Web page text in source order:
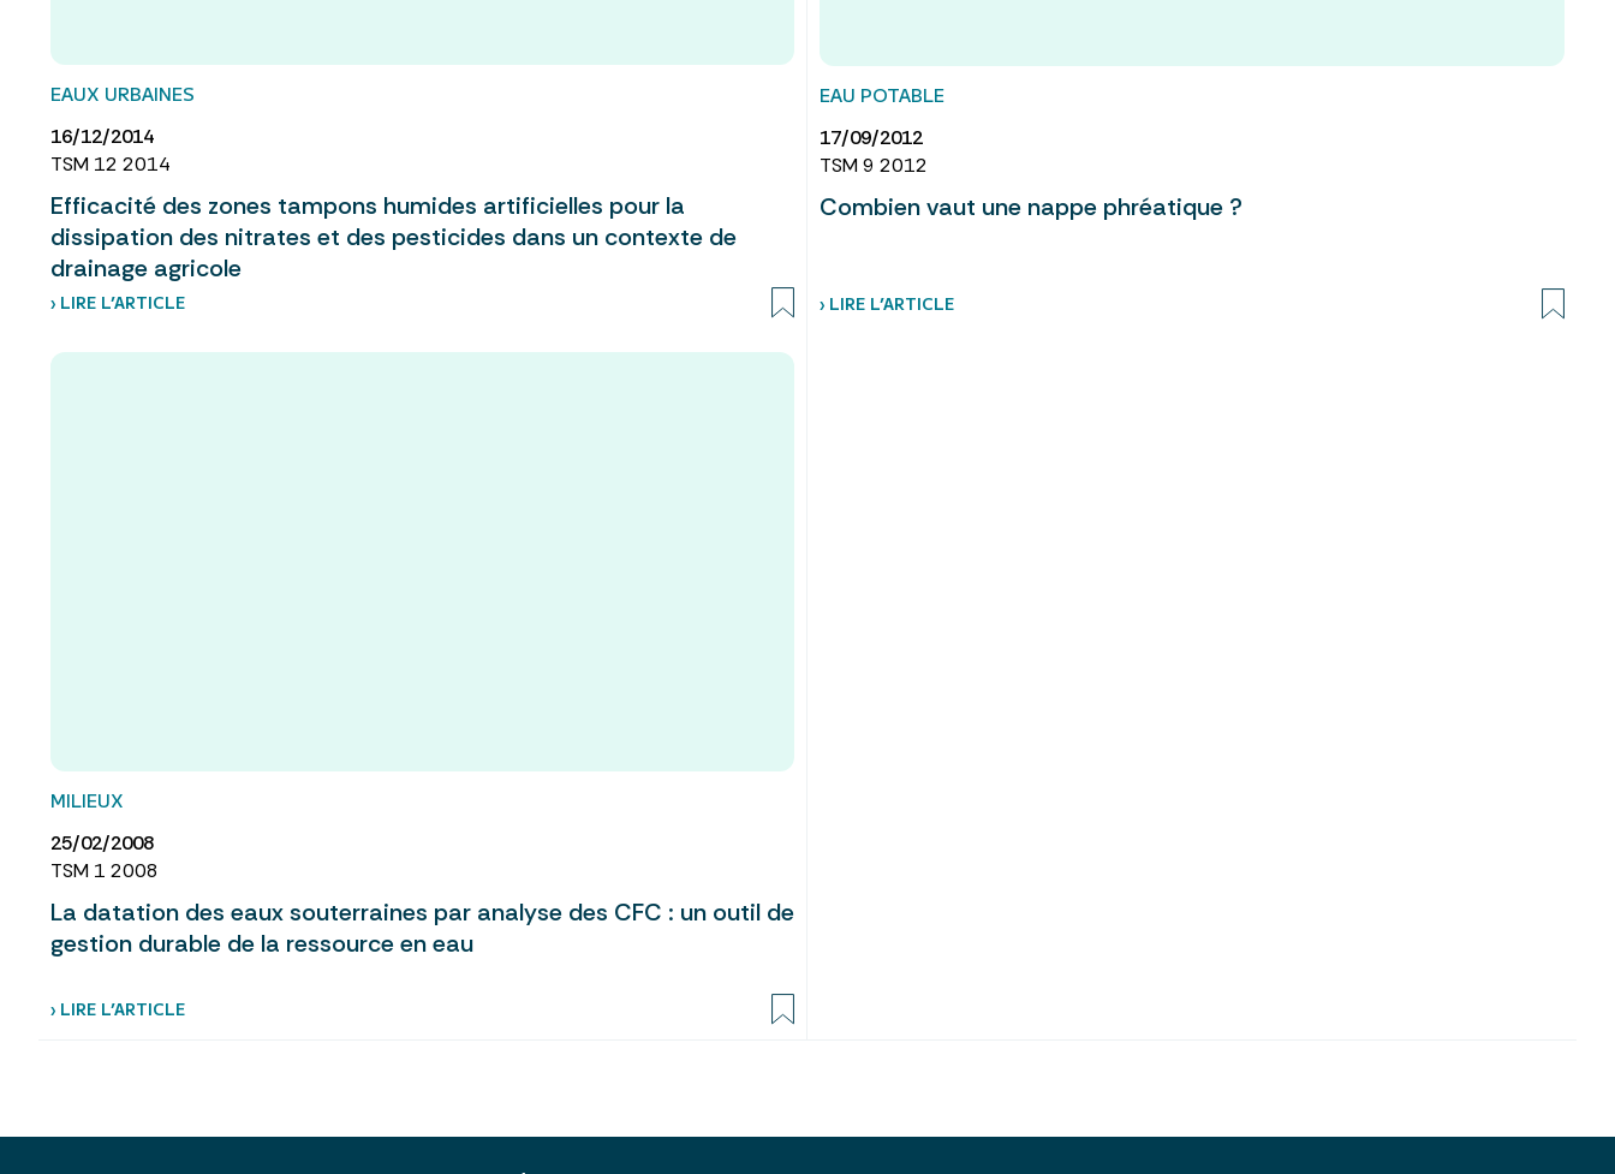
EAUX URBAINES
16/12/2014
TSM 12 2014
Efficacité des zones tampons humides artificielles pour la
dissipation des nitrates et des pesticides dans un contexte de
drainage agricole
› LIRE L’ARTICLE
EAU POTABLE
17/09/2012
TSM 9 2012
Combien vaut une nappe phréatique ?
› LIRE L’ARTICLE
MILIEUX
25/02/2008
TSM 1 2008
La datation des eaux souterraines par analyse des CFC : un outil de
gestion durable de la ressource en eau
› LIRE L’ARTICLE